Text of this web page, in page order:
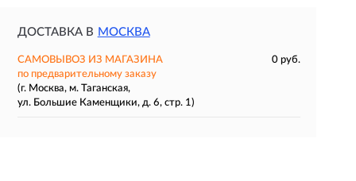
ДОСТАВКА В МОСКВА
САМОВЫВОЗ ИЗ МАГАЗИНА
0 руб.
по предварительному заказу
(г. Москва, м. Таганская,
ул. Большие Каменщики, д. 6, стр. 1)